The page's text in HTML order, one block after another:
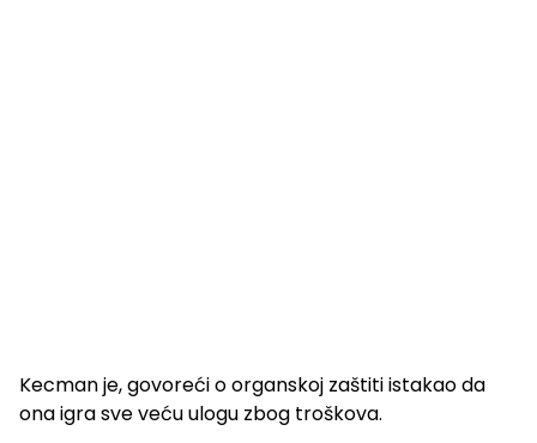
Kecman je, govoreći o organskoj zaštiti istakao da
ona igra sve veću ulogu zbog troškova.